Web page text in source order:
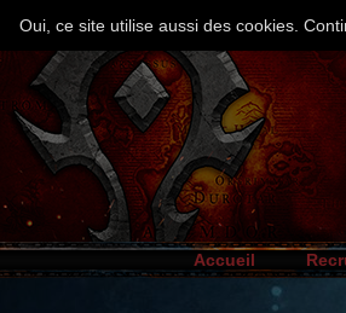
Accueil
Oui, ce site utilise aussi des cookies.